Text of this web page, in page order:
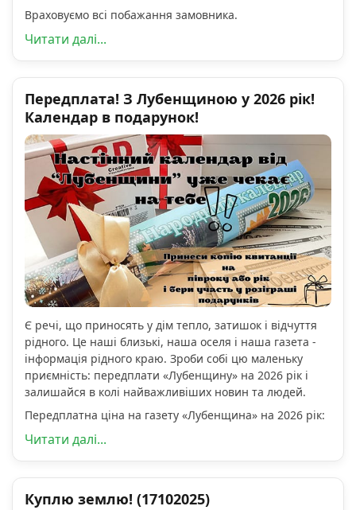
Враховуємо всі побажання замовника.
Читати далі...
Передплата! З Лубенщиною у 2026 рік!
Календар в подарунок!
Є речі, що приносять у дім тепло, затишок і відчуття
рідного. Це наші близькі, наша оселя і наша газета -
інформація рідного краю. Зроби собі цю маленьку
приємність: передплати «Лубенщину» на 2026 рік і
залишайся в колі найважливіших новин та людей.
Передплатна ціна на газету «Лубенщина» на 2026 рік:
Читати далі...
Куплю землю! (17102025)